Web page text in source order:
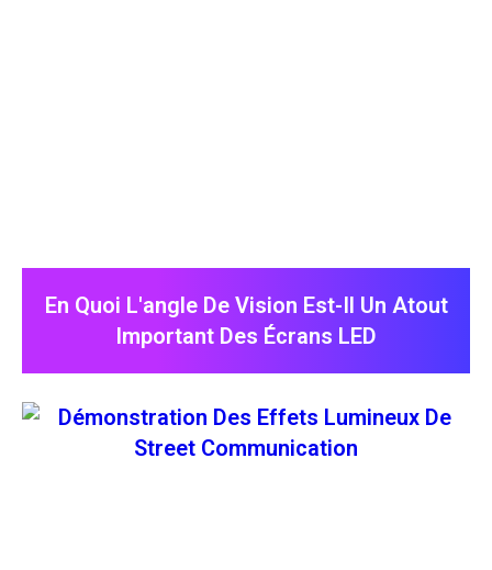
En Quoi L'angle De Vision Est-Il Un Atout
Important Des Écrans LED